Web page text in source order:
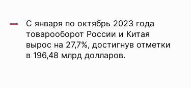
на границе
С января по октябрь 2023 года
товарооборот России и Китая
вырос на 27,7%, достигнув отметки
в 196,48 млрд долларов.